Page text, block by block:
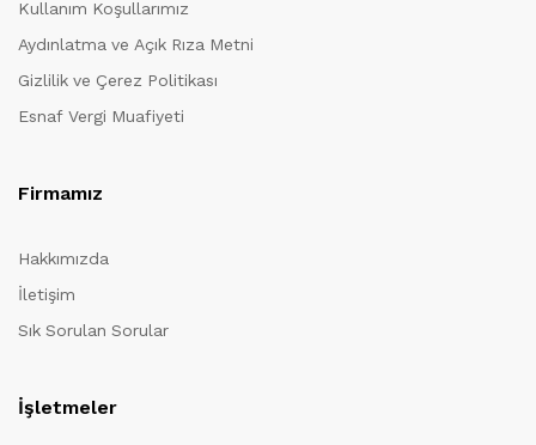
Kullanım Koşullarımız
Aydınlatma ve Açık Rıza Metni
Gizlilik ve Çerez Politikası
Esnaf Vergi Muafiyeti
Firmamız
Hakkımızda
İletişim
Sık Sorulan Sorular
İşletmeler